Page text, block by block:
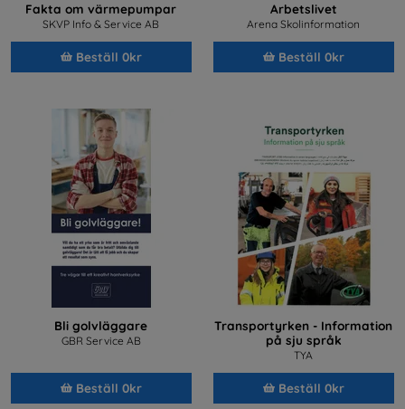
Fakta om värmepumpar
SKVP Info & Service AB
Beställ 0kr
Arbetslivet
Arena Skolinformation
Beställ 0kr
Bli golvläggare
GBR Service AB
Beställ 0kr
Transportyrken - Information
på sju språk
TYA
Beställ 0kr